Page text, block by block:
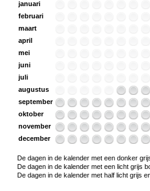
januari
februari
maart
april
mei
juni
juli
augustus
september
oktober
november
december
De dagen in de kalender met een donker
De dagen in de kalender met een licht grijs
De dagen in de kalender met half licht grijs